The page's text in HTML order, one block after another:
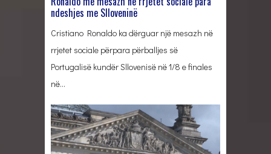
ndeshjes me Slloveninë
Cristiano Ronaldo ka dërguar një mesazh në
rrjetet sociale përpara përballjes së
Portugalisë kundër Sllovenisë në 1/8 e finales
në…